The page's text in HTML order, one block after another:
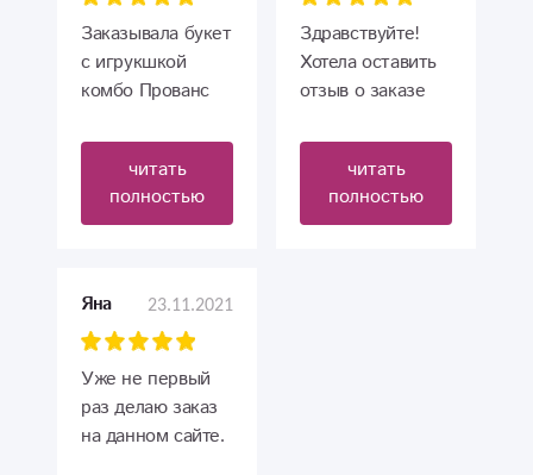
Заказывала букет
с игрукшкой
комбо Прованс
рождения.
Спасибо
огромное!
Очень красивый
лучше чем на
фото на сайте),
игрушка тоже
очень милая)))
Дочка осталась
довольна)
читать
полностью
Здравствуйте!
Хотела оставить
отзыв о заказе
которые заказала
на 18.05.2021. По
итогу доставка с
работала на все 5
читать
полностью
Яна 23.11.2021
Уже не первый
раз делаю заказ
на данном сайте.